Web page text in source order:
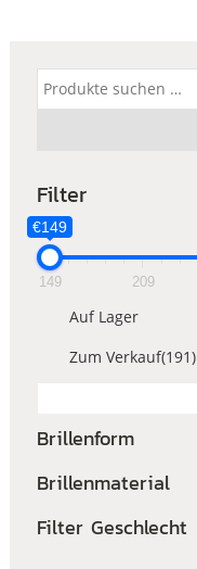
Suchen
nach:
Filter
€149
149 209
Auf Lager
Zum Verkauf(191)
Brillenform
Brillenmaterial
Filter Geschlecht